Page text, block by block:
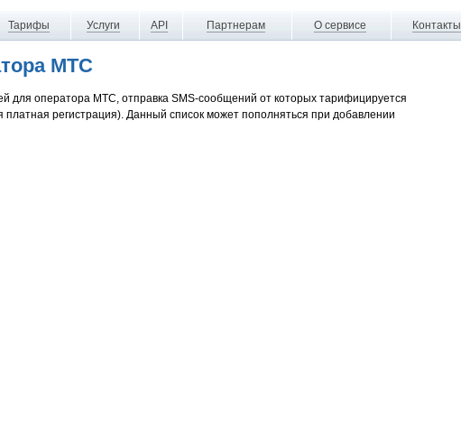
Тарифы Услуги API Партнерам О сервисе Контакты
МТС
для оператора МТС, отправка SMS-сообщений от которых тарифицируется
регистрация). Данный список может пополняться при добавлении